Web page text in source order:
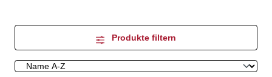
Produkte filtern